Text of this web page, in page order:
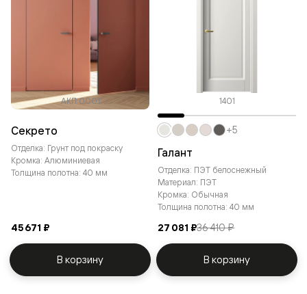
АКП 0001
Секрето
Отделка: Грунт под покраску
Кромка: Алюминиевая
Толщина полотна: 40 мм
45 671 ₽
В корзину
1401
Галант
Отделка: ПЭТ белоснежный
Материал: ПЭТ
Кромка: Обычная
Толщина полотна: 40 мм
27 081 ₽36 410 ₽
+5
В корзину